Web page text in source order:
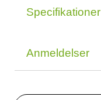
Specifikationer
Anmeldelser